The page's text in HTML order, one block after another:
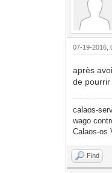
07-19-2016,
après
de pourrir
calaos-
wago
Calaos-os
Find